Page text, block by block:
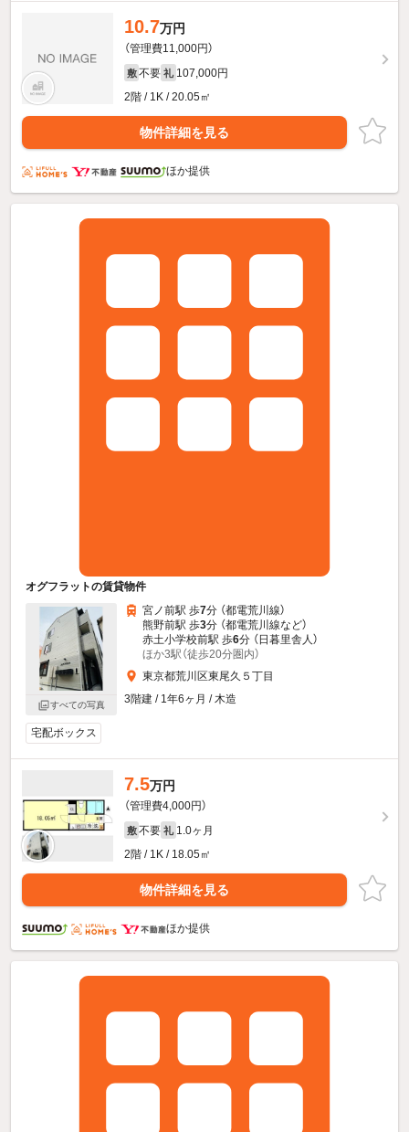
10.7万円
（管理費11,000円）
敷 不要 礼 107,000円
2階 / 1K / 20.05㎡
物件詳細を見る
ほか提供
オグフラットの賃貸物件
すべての写真
宮ノ前駅 歩7分 （都電荒川線）
熊野前駅 歩3分 （都電荒川線など）
赤土小学校前駅 歩6分 （日暮里舎人）
ほか3駅（徒歩20分圏内）
東京都荒川区東尾久５丁目
3階建 / 1年6ヶ月 / 木造
宅配ボックス
7.5万円
（管理費4,000円）
敷 不要 礼 1.0ヶ月
2階 / 1K / 18.05㎡
物件詳細を見る
ほか提供